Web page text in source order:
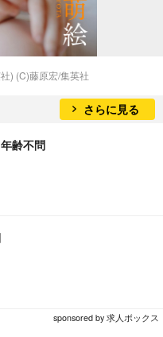
) (C)藤原宏/集英社
さらに見る
齢不問
sponsored by 求人ボックス